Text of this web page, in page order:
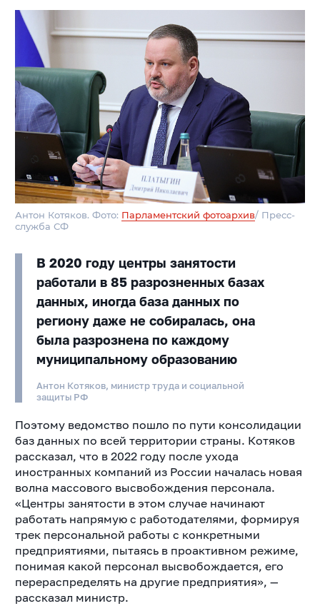
Антон Котяков. Фото: Парламентский фотоархив/ Пресс-
служба СФ
В 2020 году центры занятости
работали в 85 разрозненных базах
данных, иногда база данных по
региону даже не собиралась, она
была разрознена по каждому
муниципальному образованию
Антон Котяков, министр труда и социальной
защиты РФ
Поэтому ведомство пошло по пути консолидации
баз данных по всей территории страны. Котяков
рассказал, что в 2022 году после ухода
иностранных компаний из России началась новая
волна массового высвобождения персонала.
«Центры занятости в этом случае начинают
работать напрямую с работодателями, формируя
трек персональной работы с конкретными
предприятиями, пытаясь в проактивном режиме,
понимая какой персонал высвобождается, его
перераспределять на другие предприятия», —
рассказал министр.